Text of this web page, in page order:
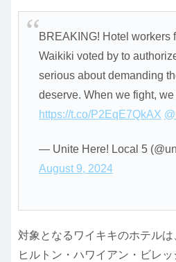
BREAKING! Hotel workers
Waikiki voted by to
serious about demanding
deserve. When we fight, we
https://t.co/P2EqE7QkAX
— Unite Here! Local 5
August 9, 2024
対象となるワイキキのホテルは
ヒルトン・ハワイアン・ビレ